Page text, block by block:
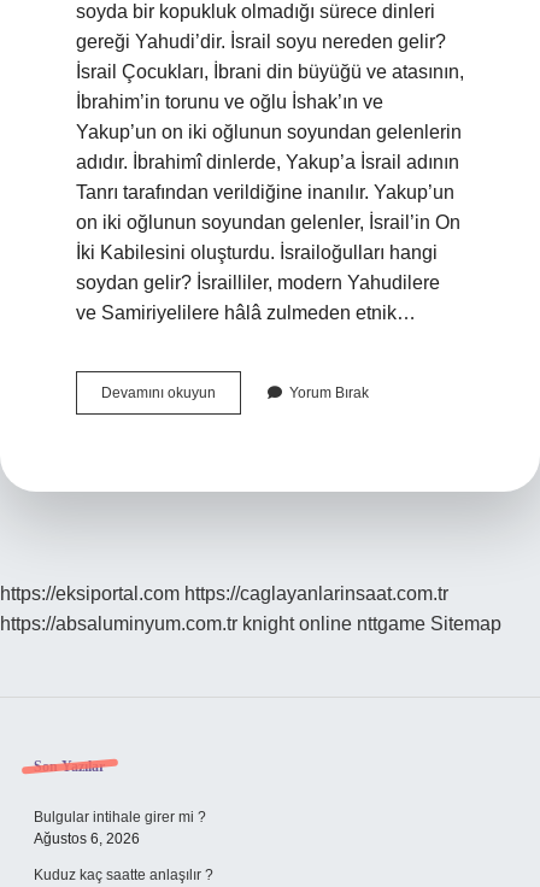
soyda bir kopukluk olmadığı sürece dinleri
gereği Yahudi’dir. İsrail soyu nereden gelir?
İsrail Çocukları, İbrani din büyüğü ve atasının,
İbrahim’in torunu ve oğlu İshak’ın ve
Yakup’un on iki oğlunun soyundan gelenlerin
adıdır. İbrahimî dinlerde, Yakup’a İsrail adının
Tanrı tarafından verildiğine inanılır. Yakup’un
on iki oğlunun soyundan gelenler, İsrail’in On
İki Kabilesini oluşturdu. İsrailoğulları hangi
soydan gelir? İsrailliler, modern Yahudilere
ve Samiriyelilere hâlâ zulmeden etnik…
Devamını okuyun
Soy
Yorum Bırak
https://eksiportal.com https://caglayanlarinsaat.com.tr
https://absaluminyum.com.tr knight online nttgame Sitemap
Sidebar
Son Yazılar
Bulgular intihale girer mi ?
Ağustos 6, 2026
Kuduz kaç saatte anlaşılır ?